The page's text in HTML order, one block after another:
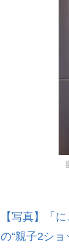
【写真】「
の“親子2ショ